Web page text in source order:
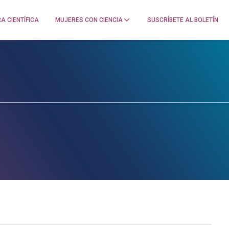
CIENTÍFICA MUJERES CON CIENCIA SUSCRÍBETE AL BOLETÍN